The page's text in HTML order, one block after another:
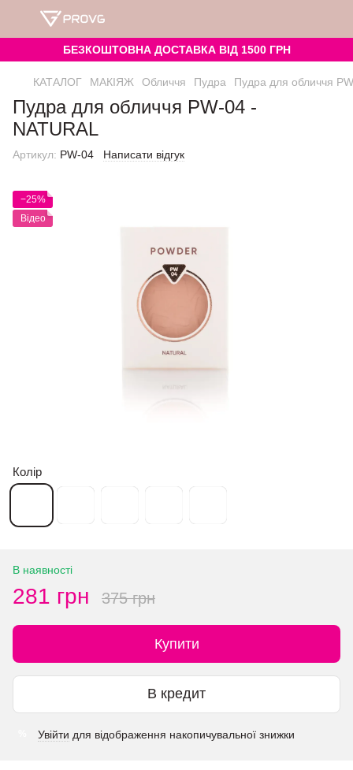
БЕЗКОШТОВНА ДОСТАВКА ВІД 1500 ГРН
КАТАЛОГ МАКІЯЖ Обличчя Пудра Пудра для обличчя
Пудра для обличчя PW-04 -
NATURAL
Артикул: PW-04 Написати відгук
−25%
Відео
Колір
В наявності
281 грн 375 грн
Купити
В кредит
Увійти для відображення накопичувальної знижки